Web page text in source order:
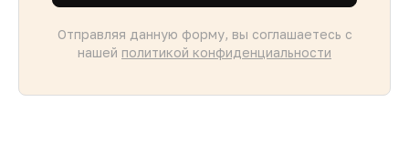
Отправляя данную форму, вы соглашаетесь с
нашей политикой конфиденциальности